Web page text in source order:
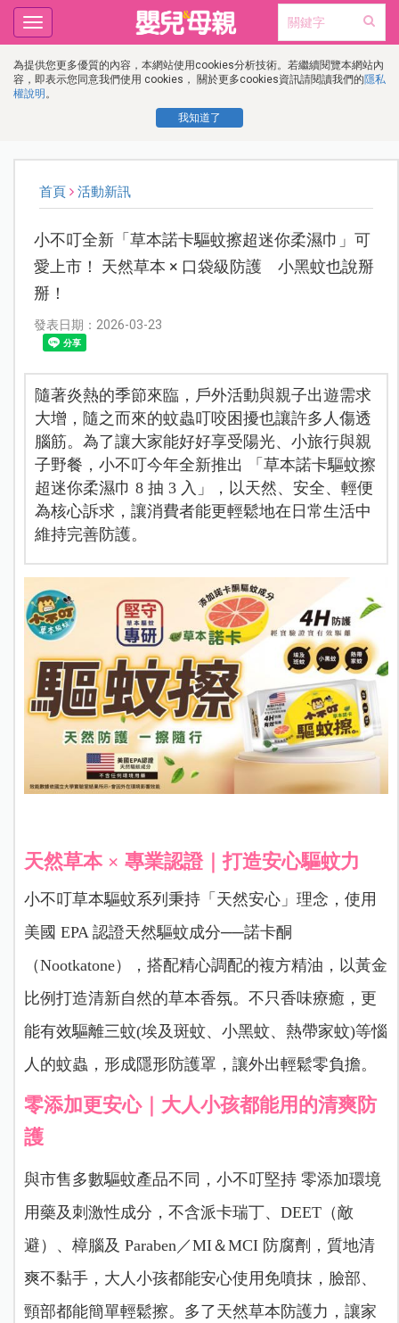
為提供您更多優質的內容，本網站使用cookies分析技術。若繼續閱覽本網站內
容，即表示您同意我們使用 cookies， 關於更多cookies資訊請閱讀我們的隱私
權說明 。
我知道了
Toggle
navigation
首頁 活動新訊
小不叮全新「草本諾卡驅蚊擦超迷你柔濕巾」可
愛上市！ 天然草本 × 口袋級防護 小黑蚊也說掰
掰！
發表日期：2026-03-23
隨著炎熱的季節來臨，戶外活動與親子出遊需求
大增，隨之而來的蚊蟲叮咬困擾也讓許多人傷透
腦筋。為了讓大家能好好享受陽光、小旅行與親
子野餐，小不叮今年全新推出 「草本諾卡驅蚊擦
超迷你柔濕巾 8 抽 3 入」，以天然、安全、輕便
為核心訴求，讓消費者能更輕鬆地在日常生活中
維持完善防護。
天然草本 × 專業認證｜打造安心驅蚊力
小不叮草本驅蚊系列秉持「天然安心」理念，使用
美國 EPA 認證天然驅蚊成分──諾卡酮
（Nootkatone），搭配精心調配的複方精油，以黃金
比例打造清新自然的草本香氛。不只香味療癒，更
能有效驅離三蚊(埃及斑蚊、小黑蚊、熱帶家蚊)等惱
人的蚊蟲，形成隱形防護罩，讓外出輕鬆零負擔。
零添加更安心｜大人小孩都能用的清爽防
護
與市售多數驅蚊產品不同，小不叮堅持 零添加環境
用藥及刺激性成分，不含派卡瑞丁、DEET（敵
避）、樟腦及 Paraben／MI＆MCI 防腐劑，質地清
爽不黏手，大人小孩都能安心使用免噴抹，臉部、
頸部都能簡單輕鬆擦。多了天然草本防護力，讓家